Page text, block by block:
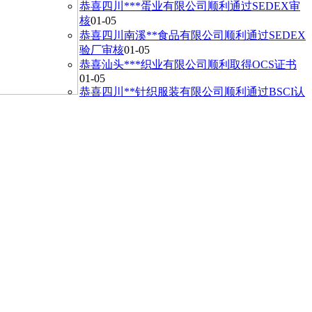
恭喜四川***蛋业有限公司顺利通过SEDEX审
核01-05
恭喜四川南溪**食品有限公司顺利通过SEDEX
验厂审核01-05
恭喜汕头***织业有限公司顺利取得OCS证书
01-05
恭喜四川**针织服装有限公司顺利通过BSCI认